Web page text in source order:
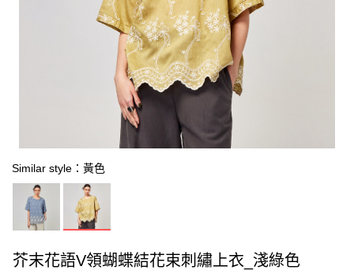
Similar style：黃色
芥末花語V領蝴蝶結花束刺繡上衣_淺綠色